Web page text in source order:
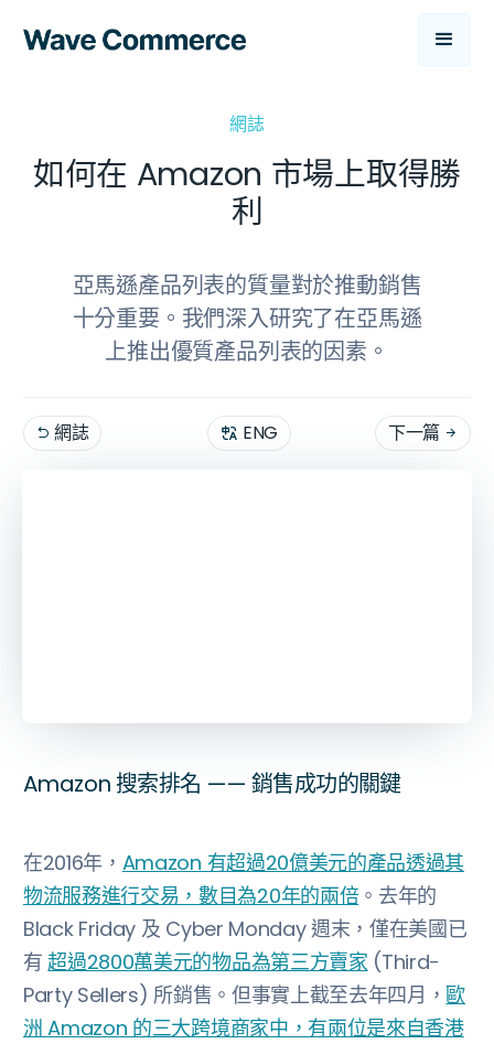
網誌
如何在 Amazon 市場上取得勝
利
亞馬遜產品列表的質量對於推動銷售
十分重要。我們深入研究了在亞馬遜
上推出優質產品列表的因素。
 網誌 ENG 下一篇 
Amazon 搜索排名 —— 銷售成功的關鍵
在2016年， Amazon 有超過20億美元的產品透過其
物流服務進行交易，數目為20年的兩倍。去年的
Black Friday 及 Cyber Monday 週末，僅在美國已
有 超過2800萬美元的物品為第三方賣家 (Third-
Party Sellers) 所銷售。但事實上截至去年四月，歐
洲 Amazon 的三大跨境商家中，有兩位是來自香港